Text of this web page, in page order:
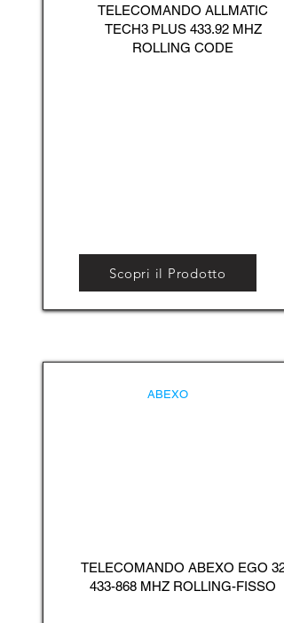
TELECOMANDO ALLMATIC
TECH3 PLUS 433.92 MHZ
ROLLING CODE
Scopri il Prodotto
ABEXO
TELECOMANDO ABEXO EGO 32
433-868 MHZ ROLLING-FISSO